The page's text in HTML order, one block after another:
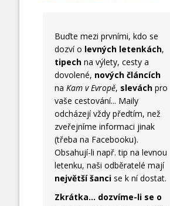
Buďte mezi prvními, kdo se
dozví o levných letenkách,
tipech na výlety, cesty a
dovolené, nových článcích
naKam v Evropě, slevách pro
vaše cestování... Maily
odcházejí vždy předtím, než
zveřejníme informaci jinak
(třeba na Facebooku).
Obsahují-li např. tip na levnou
letenku, naši odběratelé mají
největší šanci se k ní dostat.
Zkrátka... dozvíme-li se o